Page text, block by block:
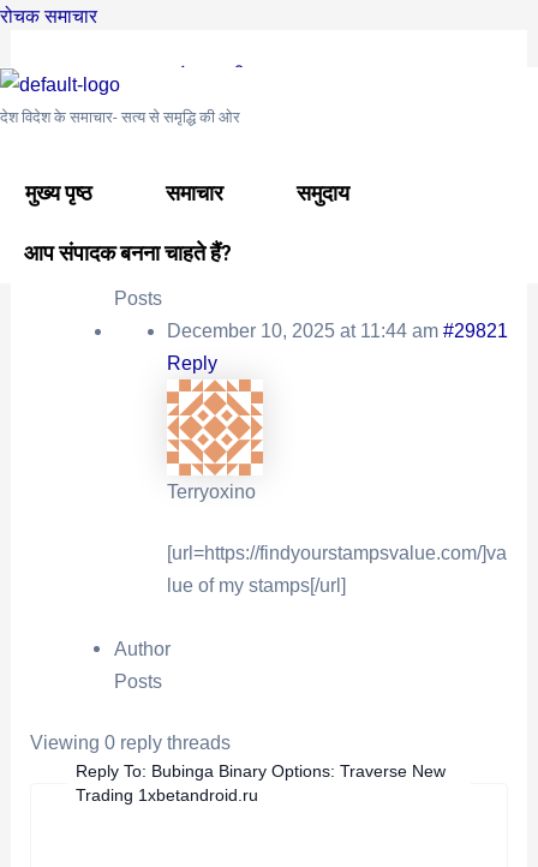
Skip
content
रोचक समाचार
देश विदेश के समाचार- सत्य से समृद्धि की ओर
मुख्य पृष्ठ समाचार समुदाय
आप संपादक बनना चाहते हैं?
मुख्य पृष्ठ अंतरराष्ट्रीय समुदाय
Options: Traverse New Trading 1xbetandroid.ru
Author
Posts
December 10, 2025 at 11:44 am #29821
Reply
Terryoxino
[url=https://findyourstampsvalue.com/]va
lue of my stamps[/url]
Author
Posts
Viewing 0 reply threads
Reply To: Bubinga Binary Options: Traverse New
Trading 1xbetandroid.ru
Post